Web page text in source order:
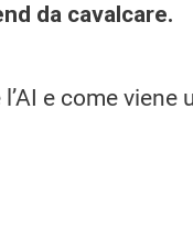
da cavalcare.
e come viene